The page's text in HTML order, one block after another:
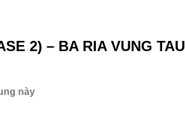
2) – BA RIA VUNG TAU
này